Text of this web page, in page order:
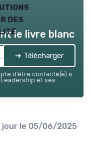
des
2026
le livre blanc
➔ Télécharger
d’être contacté(e) à
et ses
jour le 05/06/2025